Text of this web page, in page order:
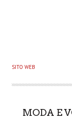
U
H
SITO WEB
MODA E